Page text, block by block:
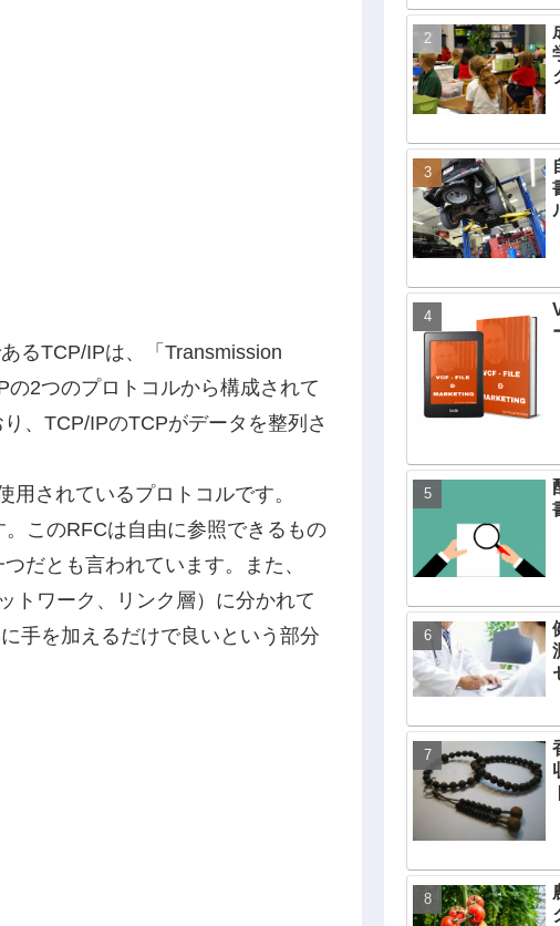
るTCP/IPは、「Transmission
2つのプロトコルから構成されて
、TCP/IPのTCPがデータを整列さ
されているプロトコルです。
このRFCは自由に参照できるもの
だとも言われています。また、
トワーク、リンク層）に分かれて
手を加えるだけで良いという部分